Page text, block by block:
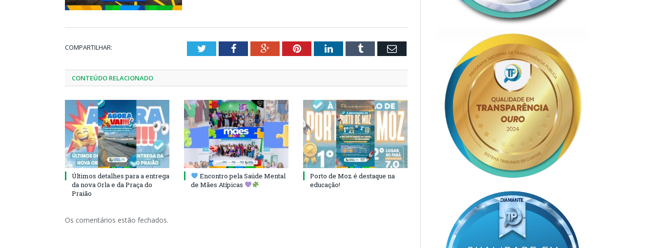
COMPARTILHAR: TwitterFacebookGoogle+PinterestLinkedInTumblr Email
CONTEÚDO RELACIONADO
Últimos detalhes para a entrega
da nova Orla e da Praça do
Praião
Encontro pela Saúde Mental
de Mães Atípicas
Porto de Moz é destaque na
educação!
Os comentários estão fechados.